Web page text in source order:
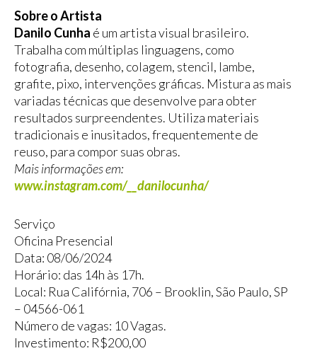
Sobre o Artista
Danilo Cunha é um artista visual brasileiro.
Trabalha com múltiplas linguagens, como
fotografia, desenho, colagem, stencil, lambe,
grafite, pixo, intervenções gráficas. Mistura as mais
variadas técnicas que desenvolve para obter
resultados surpreendentes. Utiliza materiais
tradicionais e inusitados, frequentemente de
reuso, para compor suas obras.
Mais informações em:
www.instagram.com/__danilocunha/
Serviço
Oficina Presencial
Data: 08/06/2024
Horário: das 14h às 17h.
Local: Rua Califórnia, 706 – Brooklin, São Paulo, SP
– 04566-061
Número de vagas: 10 Vagas.
Investimento: R$200,00